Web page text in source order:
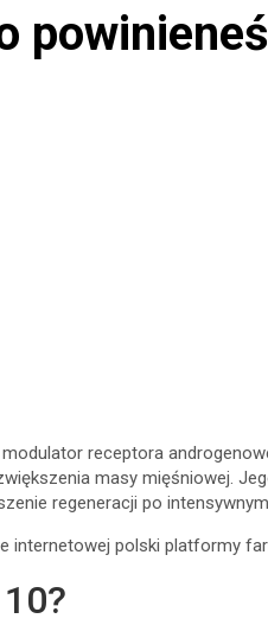
receptora
masy mięśniowej.
regeneracji po
internetowej polski platformy